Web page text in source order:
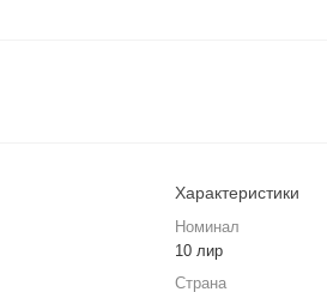
Характеристики
Номинал
10 лир
Страна